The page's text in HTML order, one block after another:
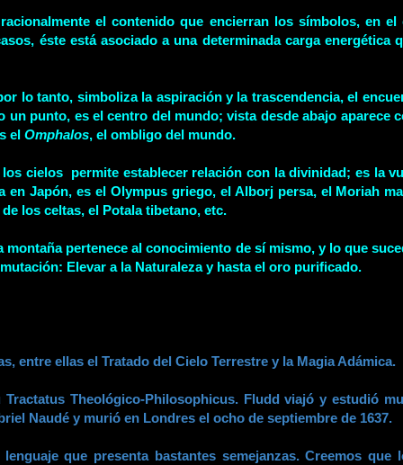
el contenido que encierran los símbolos, en el
éste está asociado a una determinada carga energética
lo tanto, simboliza la aspiración y la trascendencia, el
punto, es el centro del mundo; vista desde abajo aparece
el Omphalos, el ombligo del mundo.
cielos permite establecer relación con la divinidad; es la
Japón, es el Olympus griego, el Alborj persa, el Moriah
los celtas, el Potala tibetano, etc.
pertenece al conocimiento de sí mismo, y lo que
Elevar a la Naturaleza y hasta el oro purificado.
entre ellas el Tratado del Cielo Terrestre y la Magia Adámica.
Theológico-Philosophicus. Fludd viajó y estudió
Naudé y murió en Londres el ocho de septiembre de 1637.
que presenta bastantes semejanzas. Creemos que